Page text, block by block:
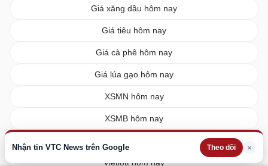
Nhận tin VTC News trên Google Theo dõi ×
Giá xăng dầu hôm nay
Giá tiêu hôm nay
Giá cà phê hôm nay
Giá lúa gạo hôm nay
XSMN hôm nay
XSMB hôm nay
Vietlott hôm nay